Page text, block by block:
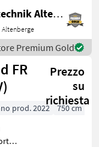
Agrartechnik Altenberge GmbH
Altenberge
Premium Gold
FR
Prezzo
su
richiesta
prod. 2022
750 cm